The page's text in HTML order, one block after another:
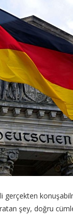
gerçekten
şey, doğru